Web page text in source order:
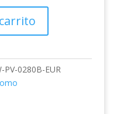
PV-0280B-EUR